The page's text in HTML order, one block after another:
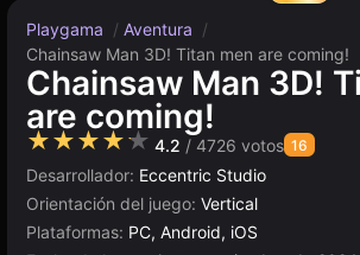
Playgama / Aventura /
Chainsaw Man 3D! Titan men are coming!
Chainsaw Man 3D!
are coming!
★★★★★ 4.2 / 4726 votos 16
Desarrollador: Eccentric Studio
Orientación del juego: Vertical
Plataformas: PC, Android, iOS